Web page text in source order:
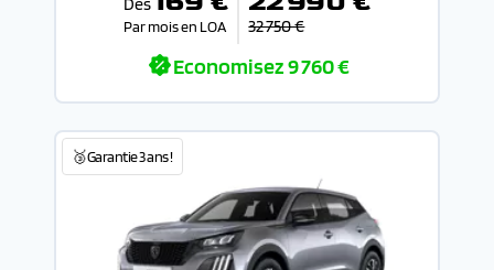
Par mois en LOA 32 750 €
Economisez9 760 €
🥉Garantie 3 ans !